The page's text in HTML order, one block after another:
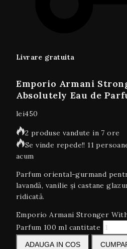
Livrare gratuita
Emporio Armani
Absolutely Eau de
lei450
2 produse vandute in 7 ore
Se vinde repede!! 11
acum
Parfum oriental-gurmand
lavandă, vanilie și castane
ridicată.
Emporio Armani Stronger
Parfum 100 ml cantitate
ADAUGA IN COS